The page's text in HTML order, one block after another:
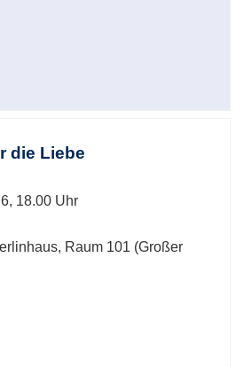
die Liebe
18.00 Uhr
Raum 101 (Großer